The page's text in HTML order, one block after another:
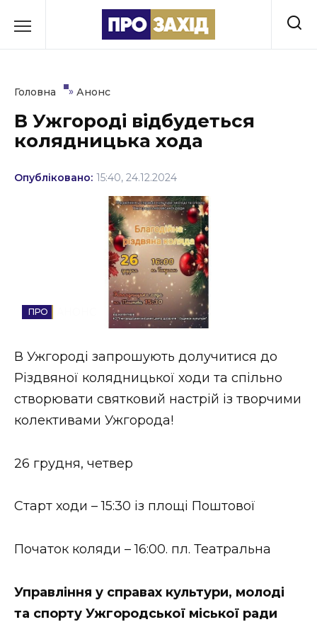
до
Культура
Освіта
Втрачений Ужгород
Втрачений Ужгород (відеоверсія)
ЗАКАРПАТСЬКІ НОВИНИ
ФОТО
Головна » Анонс
В Ужгороді відбудеться
колядницька хода
Опубліковано: 15:40, 24.12.2024
В Ужгороді запрошують долучитися до
Різдвяної колядницької ходи та спільно
створювати святковий настрій із творчими
колективами Ужгорода!
26 грудня, четвер
Старт ходи – 15:30 із площі Поштової
Початок коляди – 16:00. пл. Театральна
Управління у справах культури, молоді
та спорту Ужгородської міської ради